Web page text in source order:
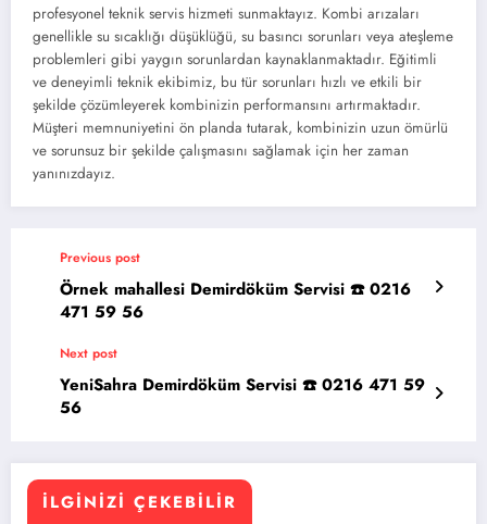
profesyonel teknik servis hizmeti sunmaktayız. Kombi arızaları
genellikle su sıcaklığı düşüklüğü, su basıncı sorunları veya ateşleme
problemleri gibi yaygın sorunlardan kaynaklanmaktadır. Eğitimli
ve deneyimli teknik ekibimiz, bu tür sorunları hızlı ve etkili bir
şekilde çözümleyerek kombinizin performansını artırmaktadır.
Müşteri memnuniyetini ön planda tutarak, kombinizin uzun ömürlü
ve sorunsuz bir şekilde çalışmasını sağlamak için her zaman
yanınızdayız.
Previous post
Örnek mahallesi Demirdöküm Servisi ☎️ 0216
471 59 56
Next post
YeniSahra Demirdöküm Servisi ☎️ 0216 471 59
56
İLGINIZI ÇEKEBILIR